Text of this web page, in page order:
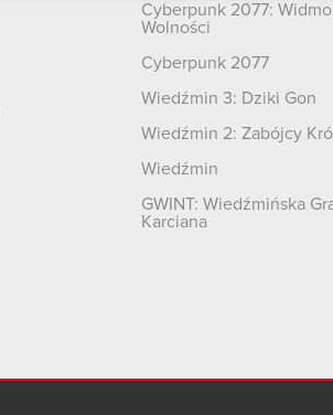
Cyberpunk 2077: Widmo
Wolności
Cyberpunk 2077
Wiedźmin 3: Dziki Gon
Wiedźmin 2: Zabójcy
Wiedźmin
GWINT: Wiedźmińska
Karciana